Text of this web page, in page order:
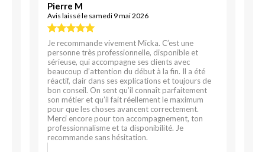
Pierre M
Avis laissé le samedi 9 mai 2026
Je recommande vivement Micka. C’est une
personne très professionnelle, disponible et
sérieuse, qui accompagne ses clients avec
beaucoup d’attention du début à la fin. Il a été
réactif, clair dans ses explications et toujours de
bon conseil. On sent qu’il connaît parfaitement
son métier et qu’il fait réellement le maximum
pour que les choses avancent correctement.
Merci encore pour ton accompagnement, ton
professionnalisme et ta disponibilité. Je
recommande sans hésitation.